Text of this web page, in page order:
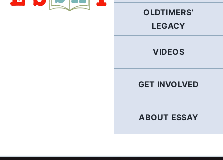
OLDTIMERS’
LEGACY
VIDEOS
GET INVOLVED
ABOUT ESSAY